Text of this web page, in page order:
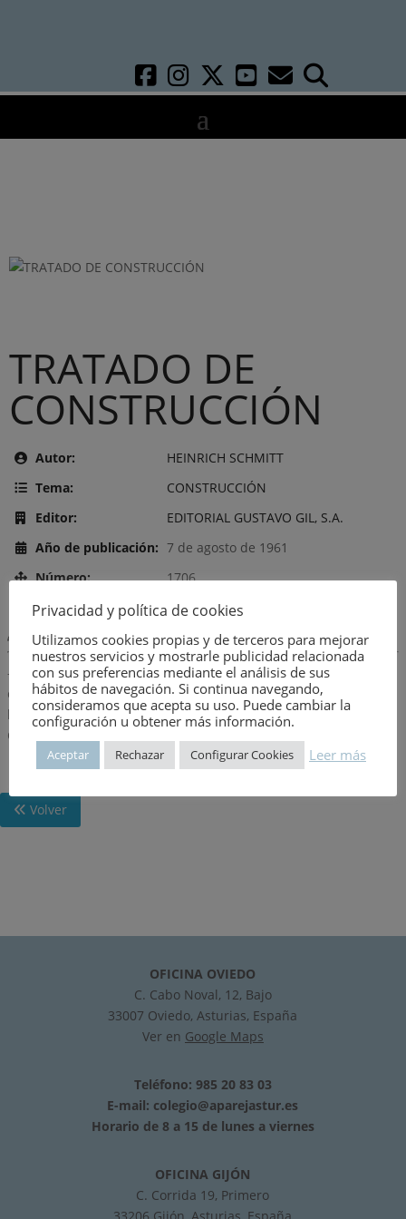
TRATADO DE
CONSTRUCCIÓN
Autor:
HEINRICH SCHMITT
Tema:
CONSTRUCCIÓN
Editor:
EDITORIAL GUSTAVO GIL, S.A.
Año de publicación: 7 de agosto de 1961
Número:
1706
Descripción:
-Ordenación y dimensiones-Cimentación-Clases de
cimentación-Movimientos y asientos del terreno-Protección de
las obra-Paredes-Techos o pisos-Estructura de las paredes-
Chimeneas-Construcciones de entramado-Cubiertas-Escaleras
Volver
OFICINA OVIEDO
C. Cabo Noval, 12, Bajo
33007 Oviedo, Asturias, España
Ver en Google Maps
Teléfono: 985 20 83 03
E-mail: colegio@aparejastur.es
Horario de 8 a 15 de lunes a viernes
OFICINA GIJÓN
C. Corrida 19, Primero
Privacidad y política de cookies
Utilizamos cookies propias y de terceros para mejorar
nuestros servicios y mostrarle publicidad relacionada
con sus preferencias mediante el análisis de sus
hábitos de navegación. Si continua navegando,
consideramos que acepta su uso. Puede cambiar la
configuración u obtener más información.
Aceptar Rechazar Configurar Cookies Leer más